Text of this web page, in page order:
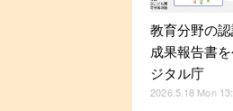
教育分野の認
成果報告書
ジタル庁
2026.5.18 Mon